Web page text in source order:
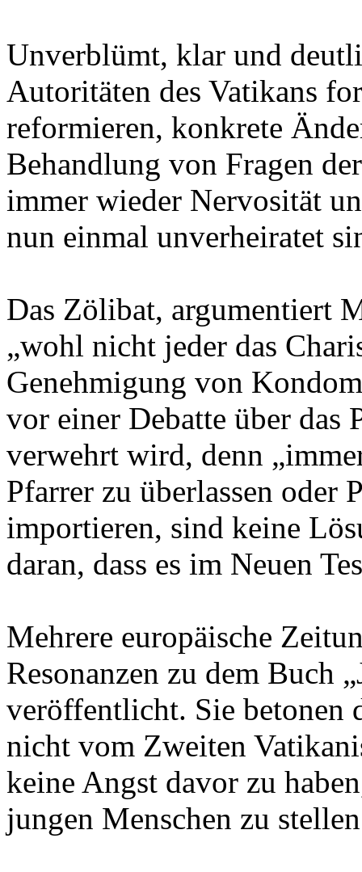
Unverblümt, klar und
Autoritäten des Vatikans
reformieren, konkrete
Behandlung von Fragen
immer wieder Nervosität
nun einmal unverheiratet
Das Zölibat, argumentiert
„wohl nicht jeder das
Genehmigung von
vor einer Debatte über das
verwehrt wird, denn
Pfarrer zu überlassen oder
importieren, sind keine
daran, dass es im Neuen
Mehrere europäische
Resonanzen zu dem Buch
veröffentlicht. Sie betonen
nicht vom Zweiten
keine Angst davor zu
jungen Menschen zu